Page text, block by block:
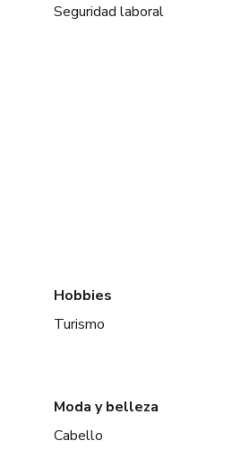
Seguridad laboral
Hobbies
Turismo
Moda y belleza
Cabello